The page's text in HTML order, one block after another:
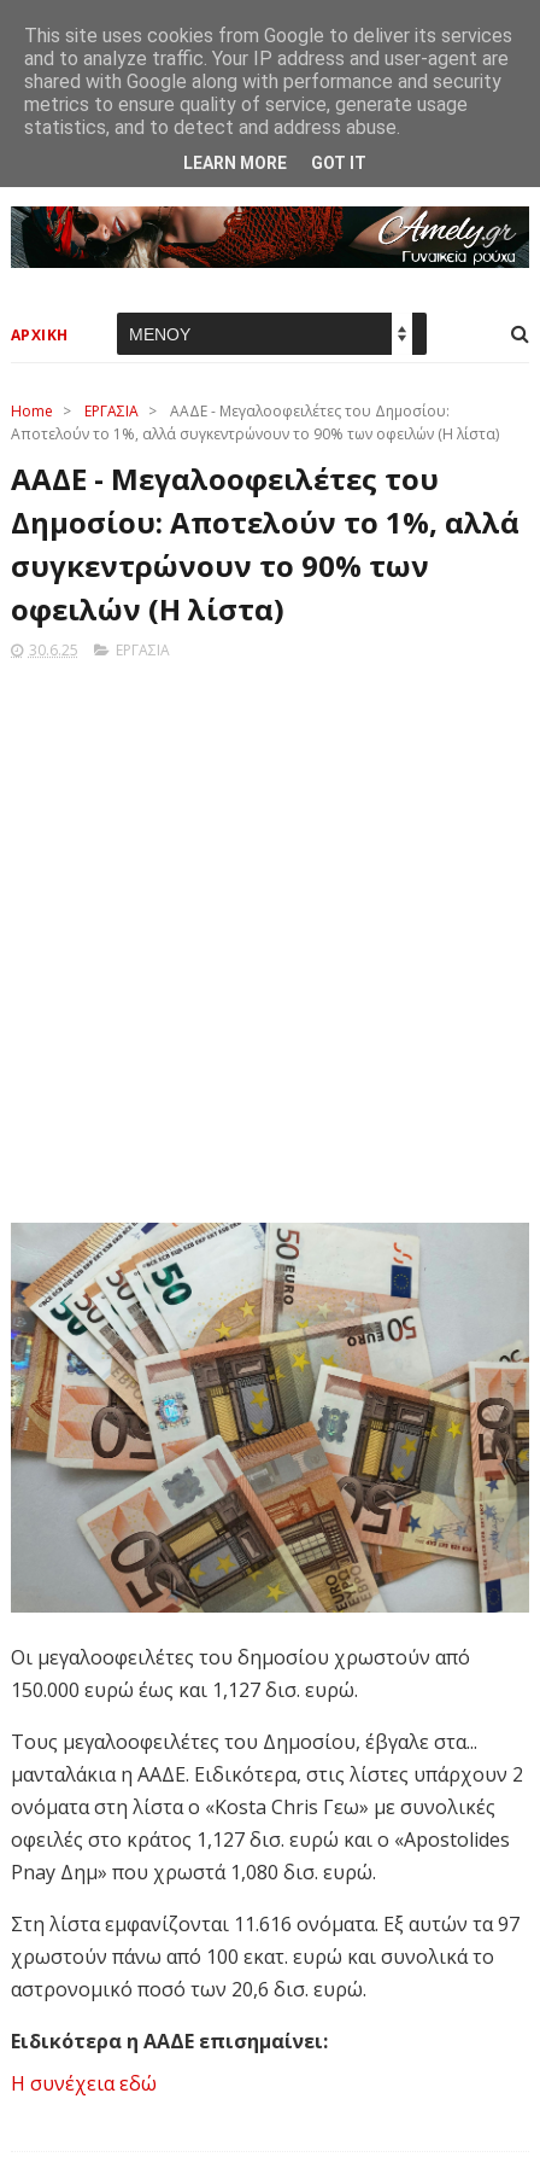
ΑΡΧΙΚΗ
Home > ΕΡΓΑΣΙΑ >
ΑΑΔΕ - Μεγαλοoφειλέτες του Δημοσίου:
Αποτελούν το 1%, αλλά συγκεντρώνουν το 90% των οφειλών (Η λίστα)
ΑΑΔΕ - Μεγαλοoφειλέτες του
Δημοσίου: Αποτελούν το 1%, αλλά
συγκεντρώνουν το 90% των
οφειλών (Η λίστα)
30.6.25 ΕΡΓΑΣΙΑ
Οι μεγαλοοφειλέτες του δημοσίου χρωστούν από
150.000 ευρώ έως και 1,127 δισ. ευρώ.
Τους μεγαλοοφειλέτες του Δημοσίου, έβγαλε στα...
μανταλάκια η ΑΑΔΕ. Ειδικότερα, στις λίστες υπάρχουν 2
ονόματα στη λίστα ο «Kosta Chris Γεω» με συνολικές
οφειλές στο κράτος 1,127 δισ. ευρώ και ο «Apostolides
Pnay Δημ» που χρωστά 1,080 δισ. ευρώ.
Στη λίστα εμφανίζονται 11.616 ονόματα. Εξ αυτών τα 97
χρωστούν πάνω από 100 εκατ. ευρώ και συνολικά το
αστρονομικό ποσό των 20,6 δισ. ευρώ.
Ειδικότερα η ΑΑΔΕ επισημαίνει:
Σε εφαρμογή της ΠΟΛ.1158/2017, δημοσιοποιείται
Η συνέχεια εδώ
This site uses cookies from Google to deliver its services
and to analyze traffic. Your IP address and user-agent are
shared with Google along with performance and security
metrics to ensure quality of service, generate usage
statistics, and to detect and address abuse.
LEARN MORE GOT IT